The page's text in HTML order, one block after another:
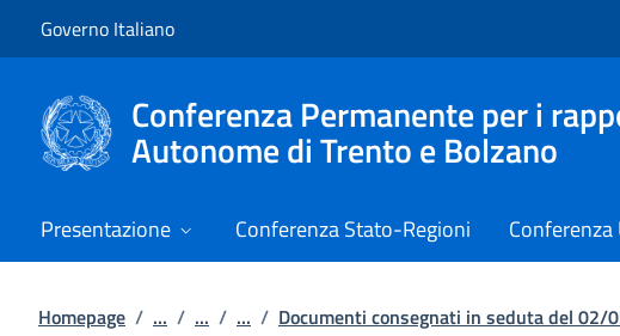
Governo Italiano
Conferenza Permanente per i
Autonome di Trento e Bolzano
Presentazione Conferenza Stato-Regioni
Homepage / ... / ... / ... / Documenti consegnati in seduta del 02/